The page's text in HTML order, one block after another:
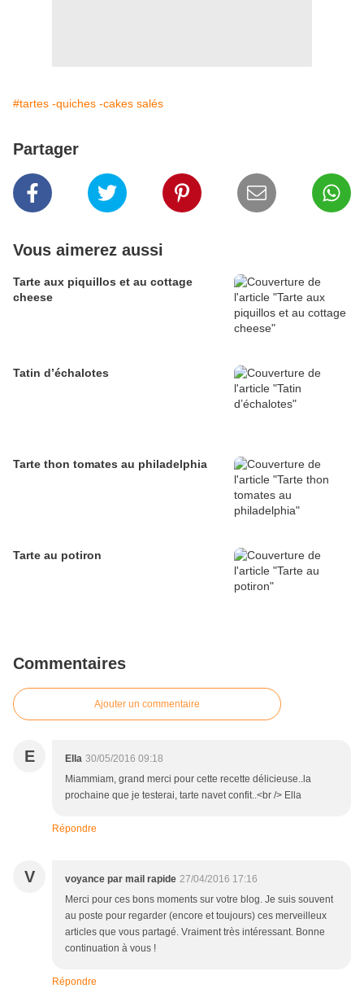
#tartes -quiches -cakes salés
Partager
Vous aimerez aussi
Tarte aux piquillos et au cottage
cheese
Tatin d’échalotes
Tarte thon tomates au philadelphia
Tarte au potiron
Commentaires
Ajouter un commentaire
E Ella 30/05/2016 09:18
Miammiam, grand merci pour cette recette délicieuse..la
prochaine que je testerai, tarte navet confit..<br /> Ella
Répondre
V voyance par mail rapide 27/04/2016 17:16
Merci pour ces bons moments sur votre blog. Je suis souvent
au poste pour regarder (encore et toujours) ces merveilleux
articles que vous partagé. Vraiment très intéressant. Bonne
continuation à vous !
Répondre